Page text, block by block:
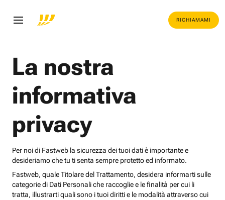
RICHIAMAMI
La nostra
informativa
privacy
Per noi di Fastweb la sicurezza dei tuoi dati è importante e
desideriamo che tu ti senta sempre protetto ed informato.
Fastweb, quale Titolare del Trattamento, desidera informarti sulle
categorie di Dati Personali che raccoglie e le finalità per cui li
tratta, illustrarti quali sono i tuoi diritti e le modalità attraverso cui